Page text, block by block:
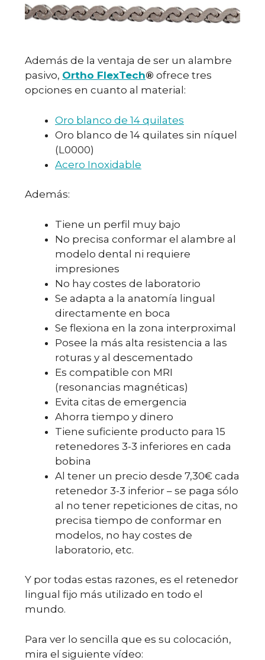
Además de la ventaja de ser un alambre
pasivo, Ortho FlexTech® ofrece tres
opciones en cuanto al material:
Oro blanco de 14 quilates
Oro blanco de 14 quilates sin níquel
(L0000)
Acero Inoxidable
Además:
Tiene un perfil muy bajo
No precisa conformar el alambre al
modelo dental ni requiere
impresiones
No hay costes de laboratorio
Se adapta a la anatomía lingual
directamente en boca
Se flexiona en la zona interproximal
Posee la más alta resistencia a las
roturas y al descementado
Es compatible con MRI
(resonancias magnéticas)
Evita citas de emergencia
Ahorra tiempo y dinero
Tiene suficiente producto para 15
retenedores 3-3 inferiores en cada
bobina
Al tener un precio desde 7,30€ cada
retenedor 3-3 inferior – se paga sólo
al no tener repeticiones de citas, no
precisa tiempo de conformar en
modelos, no hay costes de
laboratorio, etc.
Y por todas estas razones, es el retenedor
lingual fijo más utilizado en todo el
mundo.
Para ver lo sencilla que es su colocación,
mira el siguiente vídeo: